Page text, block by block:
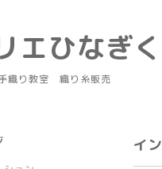
エひな
織り教室 織り糸販売
イ